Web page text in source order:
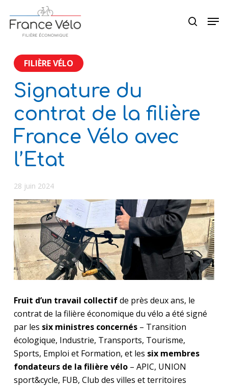
main
search
FILIÈRE VÉLO
Signature du
contrat de la filière
France Vélo avec
l’Etat
28 juin 2024
Fruit d’un travail collectifde près deux ans, le
contrat de la filière économique du vélo a été signé
par les six ministres concernés– Transition
écologique, Industrie, Transports, Tourisme,
Sports, Emploi et Formation, et les six membres
fondateurs de la filière vélo– APIC, UNION
sport&cycle, FUB, Club des villes et territoires